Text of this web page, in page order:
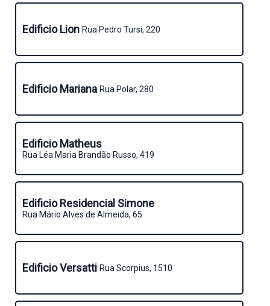
Edificio Lion Rua Pedro Tursi, 220
Edificio Mariana Rua Polar, 280
Edificio Matheus
Rua Léa Maria Brandão Russo, 419
Edificio Residencial Simone
Rua Mário Alves de Almeida, 65
Edificio Versatti Rua Scorpius, 1510